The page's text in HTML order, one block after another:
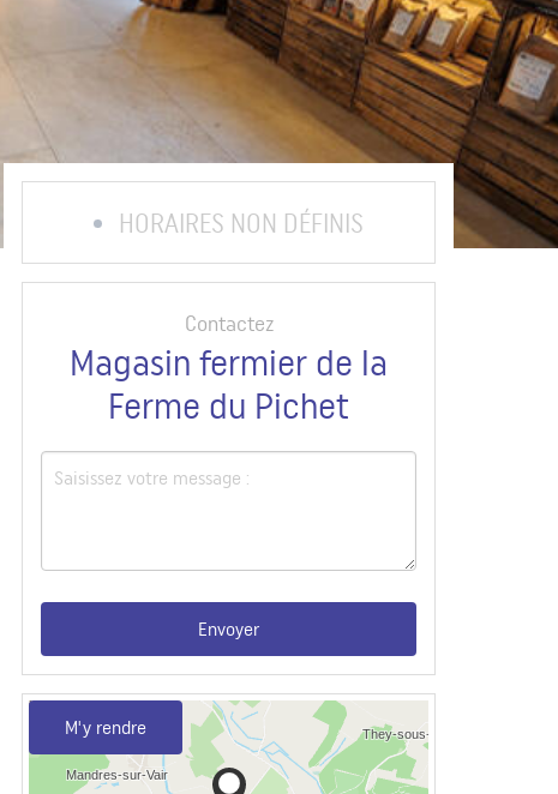
HORAIRES NON DÉFINIS
Contactez
Magasin fermier de la
Ferme du Pichet
Envoyer
M'y rendre